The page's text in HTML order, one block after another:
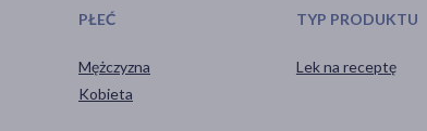
PŁEĆ
Mężczyzna
Kobieta
TYP PRODUKTU
Lek na receptę